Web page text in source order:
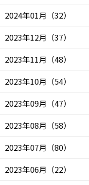
2024年01月 （32）
2023年12月 （37）
2023年11月 （48）
2023年10月 （54）
2023年09月 （47）
2023年08月 （58）
2023年07月 （80）
2023年06月 （22）